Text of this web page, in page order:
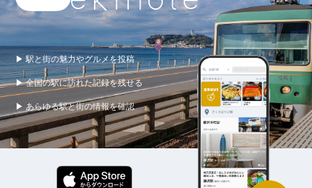
▶ 駅と街の魅力やグルメを投稿
▶ 全国の駅に訪れた記録を残せる
▶ あらゆる駅と街の情報を確認